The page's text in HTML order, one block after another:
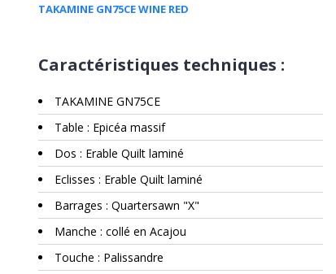
TAKAMINE GN75CE WINE RED
Caractéristiques techniques :
TAKAMINE GN75CE
Table : Epicéa massif
Dos : Erable Quilt laminé
Eclisses : Erable Quilt laminé
Barrages : Quartersawn "X"
Manche : collé en Acajou
Touche : Palissandre